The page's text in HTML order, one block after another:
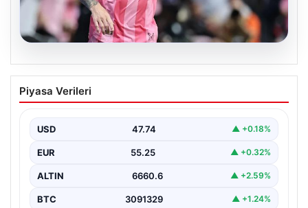
Dünya Kupası sonrası da durmuyor!
Messi yapacağını yaptı
Piyasa Verileri
USD 47.74 ▲ +0.18%
EUR 55.25 ▲ +0.32%
ALTIN 6660.6 ▲ +2.59%
BTC 3091329 ▲ +1.24%